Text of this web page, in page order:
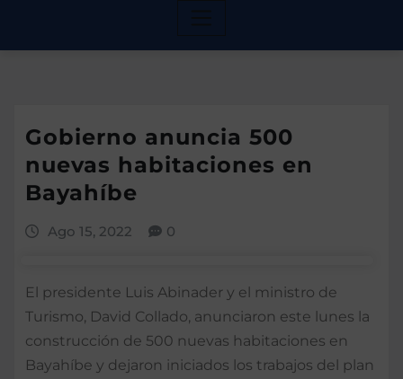
Gobierno anuncia 500
nuevas habitaciones en
Bayahíbe
Ago 15, 2022 0
El presidente Luis Abinader y el ministro de
Turismo, David Collado, anunciaron este lunes la
construcción de 500 nuevas habitaciones en
Bayahíbe y dejaron iniciados los trabajos del plan